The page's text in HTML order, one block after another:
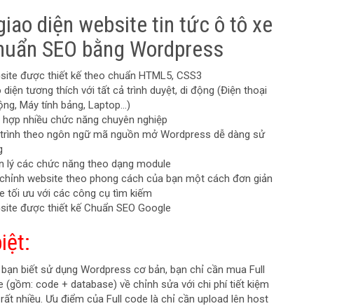
diện website tin tức ô tô xe
SEO bằng Wordpress
được thiết kế theo chuẩn HTML5, CSS3
diện tương thích với tất cả trình duyệt, di động (Điện thoại
Máy tính bảng, Laptop…)
hợp nhiều chức năng chuyên nghiệp
theo ngôn ngữ mã nguồn mở Wordpress dễ dàng sử
lý các chức năng theo dạng module
website theo phong cách của bạn một cách đơn giản
tối ưu với các công cụ tìm kiếm
được thiết kế Chuẩn SEO Google
biết sử dụng Wordpress cơ bản, bạn chỉ cần mua Full
(gồm: code + database) về chỉnh sửa với chi phí tiết kiệm
nhiều. Ưu điểm của Full code là chỉ cần upload lên host